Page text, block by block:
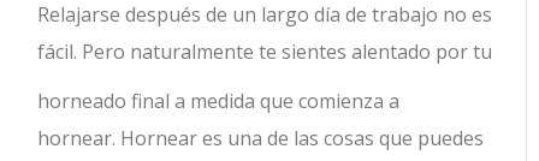
Relajarse después de un largo día de trabajo no es
fácil. Pero naturalmente te sientes alentado por tu
horneado final a medida que comienza a
hornear. Hornear es una de las cosas que puedes